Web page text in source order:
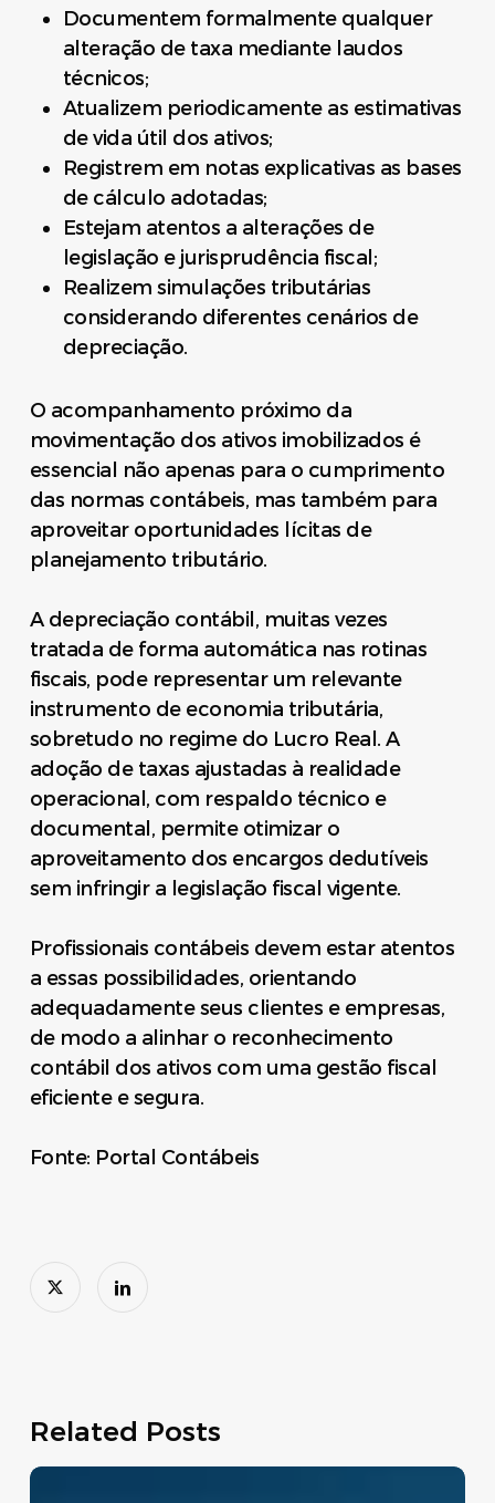
Documentem formalmente qualquer
alteração de taxa mediante laudos
técnicos;
Atualizem periodicamente as estimativas
de vida útil dos ativos;
Registrem em notas explicativas as bases
de cálculo adotadas;
Estejam atentos a alterações de
legislação e jurisprudência fiscal;
Realizem simulações tributárias
considerando diferentes cenários de
depreciação.
O acompanhamento próximo da
movimentação dos ativos imobilizados é
essencial não apenas para o cumprimento
das normas contábeis, mas também para
aproveitar oportunidades lícitas de
planejamento tributário.
A depreciação contábil, muitas vezes
tratada de forma automática nas rotinas
fiscais, pode representar um relevante
instrumento de economia tributária,
sobretudo no regime do Lucro Real. A
adoção de taxas ajustadas à realidade
operacional, com respaldo técnico e
documental, permite otimizar o
aproveitamento dos encargos dedutíveis
sem infringir a legislação fiscal vigente.
Profissionais contábeis devem estar atentos
a essas possibilidades, orientando
adequadamente seus clientes e empresas,
de modo a alinhar o reconhecimento
contábil dos ativos com uma gestão fiscal
eficiente e segura.
Fonte: Portal Contábeis
Related Posts
Move